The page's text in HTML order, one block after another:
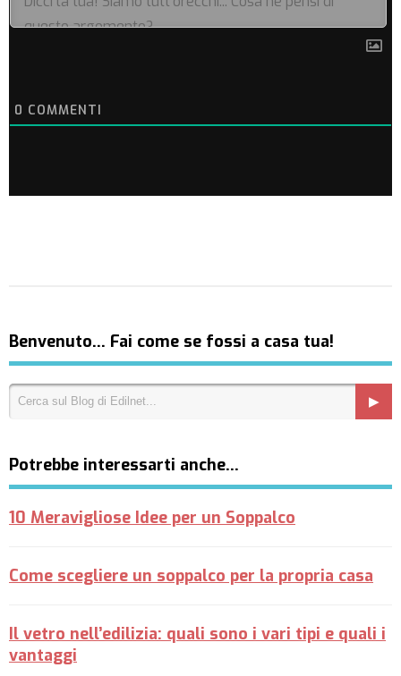
0 COMMENTI
Benvenuto… Fai come se fossi a casa tua!
Potrebbe interessarti anche…
10 Meravigliose Idee per un Soppalco
Come scegliere un soppalco per la propria casa
Il vetro nell’edilizia: quali sono i vari tipi e quali i
vantaggi